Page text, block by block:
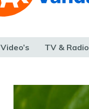
Video’s TV & Radio